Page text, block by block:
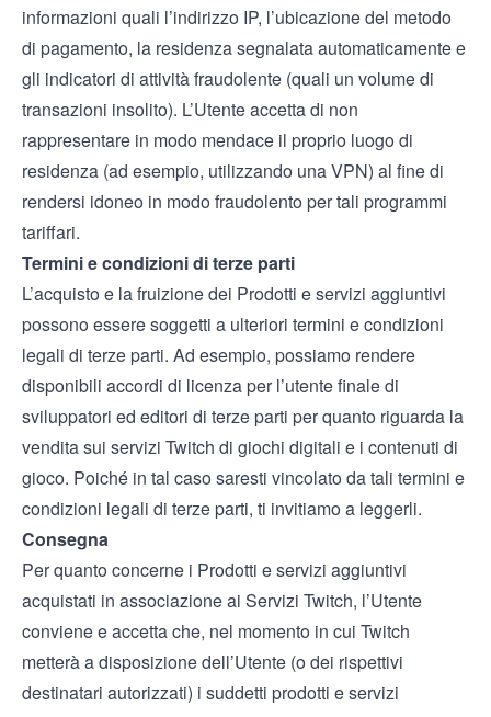
informazioni quali l’indirizzo IP, l’ubicazione del metodo
di pagamento, la residenza segnalata automaticamente e
gli indicatori di attività fraudolente (quali un volume di
transazioni insolito). L’Utente accetta di non
rappresentare in modo mendace il proprio luogo di
residenza (ad esempio, utilizzando una VPN) al fine di
rendersi idoneo in modo fraudolento per tali programmi
tariffari.
Termini e condizioni di terze parti
L’acquisto e la fruizione dei Prodotti e servizi aggiuntivi
possono essere soggetti a ulteriori termini e condizioni
legali di terze parti. Ad esempio, possiamo rendere
disponibili accordi di licenza per l’utente finale di
sviluppatori ed editori di terze parti per quanto riguarda la
vendita sui servizi Twitch di giochi digitali e i contenuti di
gioco. Poiché in tal caso saresti vincolato da tali termini e
condizioni legali di terze parti, ti invitiamo a leggerli.
Consegna
Per quanto concerne i Prodotti e servizi aggiuntivi
acquistati in associazione ai Servizi Twitch, l’Utente
conviene e accetta che, nel momento in cui Twitch
metterà a disposizione dell’Utente (o dei rispettivi
destinatari autorizzati) i suddetti prodotti e servizi